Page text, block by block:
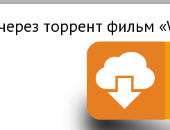
торрент фильм